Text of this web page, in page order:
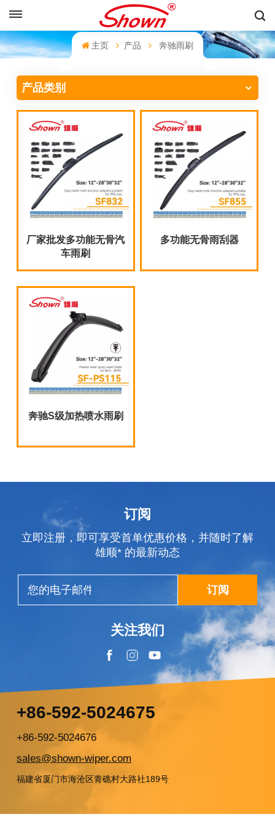
Pусский
Español
中文
主页 产品 奔驰雨刷
产品类别
厂家批发多功能无骨汽
车雨刷
多功能无骨雨刮器
奔驰S级加热喷水雨刷
订阅
立即注册，即可享受首单优惠价格，并随时了解
雄顺* 的最新动态
订阅
关注我们
+86-592-5024675
+86-592-5024676
sales@shown-wiper.com
福建省厦门市海沧区青礁村大路社189号